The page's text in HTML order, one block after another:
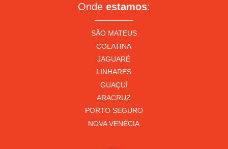
Onde estamos:
SÃO MATEUS
COLATINA
JAGUARÉ
LINHARES
GUAÇUÍ
ARACRUZ
PORTO SEGURO
NOVA VENÉCIA